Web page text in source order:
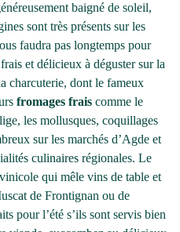
baigné de soleil,
sont très présents sur les
faudra pas longtemps pour
et délicieux à déguster sur la
charcuterie, dont le fameux
fromages frais comme le
les mollusques, coquillages
sur les marchés d’Agde et
culinaires régionales. Le
qui mêle vins de table et
de Frontignan ou de
pour l’été s’ils sont servis bien